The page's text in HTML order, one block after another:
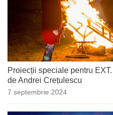
Proiecții speciale pentru
de Andrei Crețulescu
7 septembrie 2024